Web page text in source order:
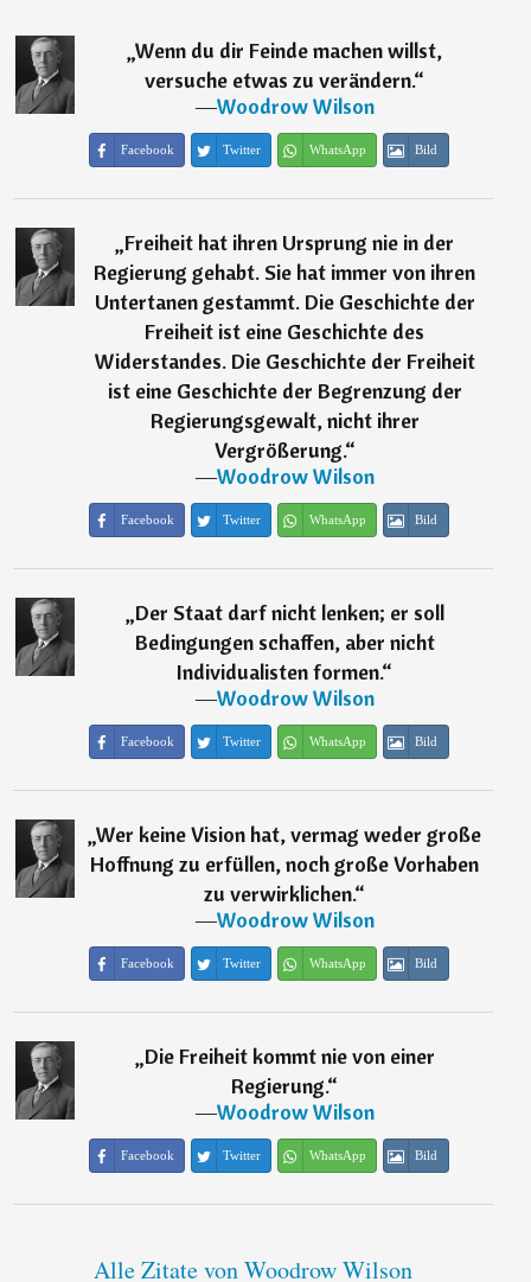
„Wenn du dir Feinde machen willst,
versuche etwas zu verändern.“
―Woodrow Wilson
Facebook Twitter WhatsApp Bild
„Freiheit hat ihren Ursprung nie in der
Regierung gehabt. Sie hat immer von ihren
Untertanen gestammt. Die Geschichte der
Freiheit ist eine Geschichte des
Widerstandes. Die Geschichte der Freiheit
ist eine Geschichte der Begrenzung der
Regierungsgewalt, nicht ihrer
Vergrößerung.“
―Woodrow Wilson
Facebook Twitter WhatsApp Bild
„Der Staat darf nicht lenken; er soll
Bedingungen schaffen, aber nicht
Individualisten formen.“
―Woodrow Wilson
Facebook Twitter WhatsApp Bild
„Wer keine Vision hat, vermag weder große
Hoffnung zu erfüllen, noch große Vorhaben
zu verwirklichen.“
―Woodrow Wilson
Facebook Twitter WhatsApp Bild
„Die Freiheit kommt nie von einer
Regierung.“
―Woodrow Wilson
Facebook Twitter WhatsApp Bild
Alle Zitate von Woodrow Wilson